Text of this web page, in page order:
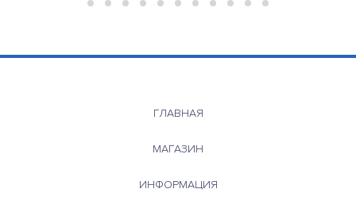
ГЛАВНАЯ
МАГАЗИН
ИНФОРМАЦИЯ